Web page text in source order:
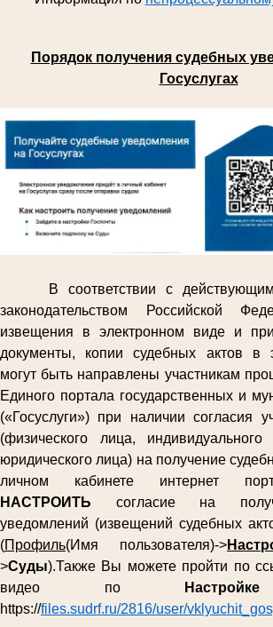
Порядок получения судебных
Госуслугах
В соответствии с
законодательством Российской
извещения в электронном виде и
документы, копии судебных актов в
могут быть направлены участникам
Единого портала государственных и
(«Госуслуги») при наличии согласия
(физического лица, индивидуального
юридического лица) на получение
личном кабинете интернет
НАСТРОИТЬ согласие на
уведомлений (извещений судебных
(Профиль(Имя пользователя)->
>Суды).Также Вы можете пройти по
видео по
https://files.sudrf.ru/2816/user/